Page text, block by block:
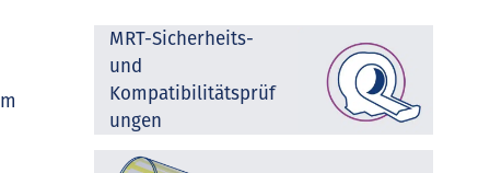
MRT-Sicherheits-
und
Kompatibilitätsprüf
ungen